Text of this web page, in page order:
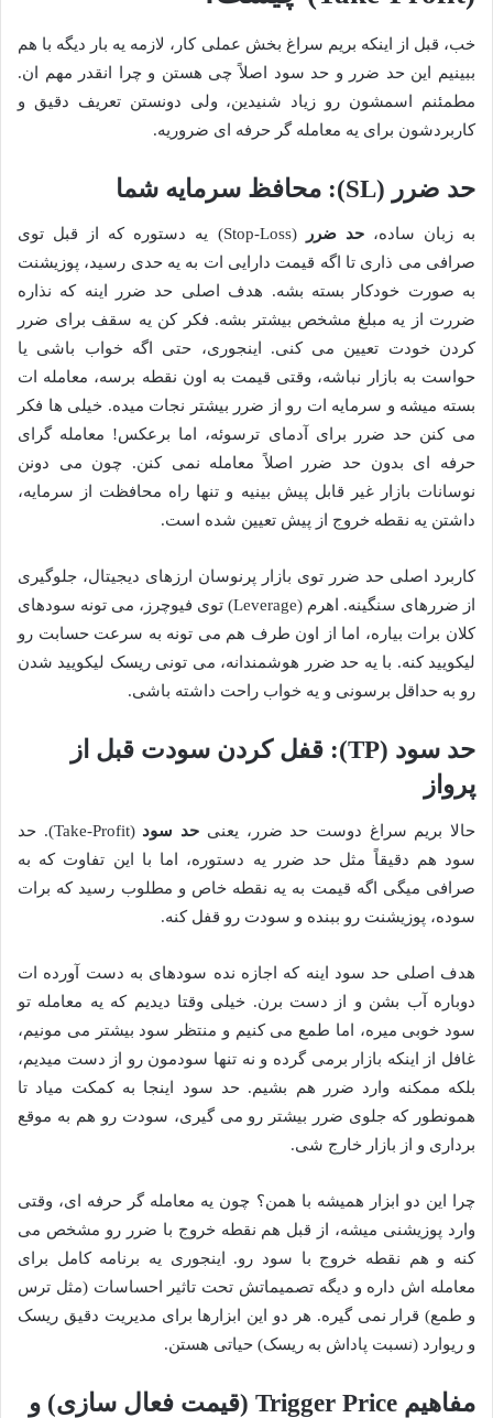
خب، قبل از اینکه بریم سراغ بخش عملی کار، لازمه یه بار دیگه با هم
ببینیم این حد ضرر و حد سود اصلاً چی هستن و چرا انقدر مهم ان.
مطمئنم اسمشون رو زیاد شنیدین، ولی دونستن تعریف دقیق و
کاربردشون برای یه معامله گر حرفه ای ضروریه.
حد ضرر (SL): محافظ سرمایه شما
به زبان ساده،حد ضرر
(Stop-Loss) یه دستوره که از قبل توی
صرافی می ذاری تا اگه قیمت دارایی ات به یه حدی رسید، پوزیشنت
به صورت خودکار بسته بشه. هدف اصلی حد ضرر اینه که نذاره
ضررت از یه مبلغ مشخص بیشتر بشه. فکر کن یه سقف برای ضرر
کردن خودت تعیین می کنی. اینجوری، حتی اگه خواب باشی یا
حواست به بازار نباشه، وقتی قیمت به اون نقطه برسه، معامله ات
بسته میشه و سرمایه ات رو از ضرر بیشتر نجات میده. خیلی ها فکر
می کنن حد ضرر برای آدمای ترسوئه، اما برعکس! معامله گرای
حرفه ای بدون حد ضرر اصلاً معامله نمی کنن. چون می دونن
نوسانات بازار غیر قابل پیش بینیه و تنها راه محافظت از سرمایه،
داشتن یه نقطه خروج از پیش تعیین شده است.
کاربرد اصلی حد ضرر توی بازار پرنوسان ارزهای دیجیتال، جلوگیری
از ضررهای سنگینه. اهرم (Leverage) توی فیوچرز، می تونه سودهای
کلان برات بیاره، اما از اون طرف هم می تونه به سرعت حسابت رو
لیکویید کنه. با یه حد ضرر هوشمندانه، می تونی ریسک لیکویید شدن
رو به حداقل برسونی و یه خواب راحت داشته باشی.
حد سود (TP): قفل کردن سودت قبل از
پرواز
حالا بریم سراغ دوست حد ضرر، یعنی حد سود
(Take-Profit). حد
سود هم دقیقاً مثل حد ضرر یه دستوره، اما با این تفاوت که به
صرافی میگی اگه قیمت به یه نقطه خاص و مطلوب رسید که برات
سوده، پوزیشنت رو ببنده و سودت رو قفل کنه.
هدف اصلی حد سود اینه که اجازه نده سودهای به دست آورده ات
دوباره آب بشن و از دست برن. خیلی وقتا دیدیم که یه معامله تو
سود خوبی میره، اما طمع می کنیم و منتظر سود بیشتر می مونیم،
غافل از اینکه بازار برمی گرده و نه تنها سودمون رو از دست میدیم،
بلکه ممکنه وارد ضرر هم بشیم. حد سود اینجا به کمکت میاد تا
همونطور که جلوی ضرر بیشتر رو می گیری، سودت رو هم به موقع
برداری و از بازار خارج شی.
چرا این دو ابزار همیشه با همن؟ چون یه معامله گر حرفه ای، وقتی
وارد پوزیشنی میشه، از قبل هم نقطه خروج با ضرر رو مشخص می
کنه و هم نقطه خروج با سود رو. اینجوری یه برنامه کامل برای
معامله اش داره و دیگه تصمیماتش تحت تاثیر احساسات (مثل ترس
و طمع) قرار نمی گیره. هر دو این ابزارها برای مدیریت دقیق ریسک
و ریوارد (نسبت پاداش به ریسک) حیاتی هستن.
مفاهیم Trigger Price (قیمت فعال سازی) و